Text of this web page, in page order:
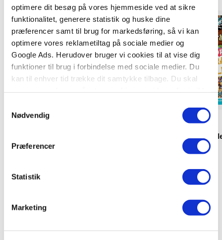
optimere dit besøg på vores hjemmeside ved at sikre
funktionalitet, generere statistik og huske dine
præferencer samt til brug for markedsføring, så vi kan
optimere vores reklametiltag på sociale medier og
Google Ads. Herudover bruger vi cookies til at vise dig
funktioner til brug i forbindelse med sociale medier. Du
kan til enhver tid trække dit samtykke tilbage. Du skal
tilbagetrækker et samtykke.
Nødvendig
Præferencer
Statistik
Marketing
Klammehæftet
klistermærker (kolli 6)
Forudbestilling
Hardcover
Hvor er
249,95 KR.
Forudbestilling